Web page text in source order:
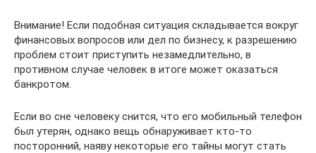
Внимание! Если подобная ситуация складывается вокруг
финансовых вопросов или дел по бизнесу, к разрешению
проблем стоит приступить незамедлительно, в
противном случае человек в итоге может оказаться
банкротом.
Если во сне человеку снится, что его мобильный телефон
был утерян, однако вещь обнаруживает кто-то
посторонний, наяву некоторые его тайны могут стать